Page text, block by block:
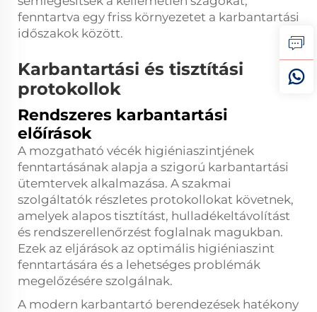
fenntartva egy friss környezetet a karbantartási
időszakok között.
Karbantartási és tisztítási
protokollok
Rendszeres karbantartási
előírások
A mozgatható vécék higiéniaszintjének
fenntartásának alapja a szigorú karbantartási
ütemtervek alkalmazása. A szakmai
szolgáltatók részletes protokollokat követnek,
amelyek alapos tisztítást, hulladékeltávolítást
és rendszerellenőrzést foglalnak magukban.
Ezek az eljárások az optimális higiéniaszint
fenntartására és a lehetséges problémák
megelőzésére szolgálnak.
A modern karbantartó berendezések hatékony